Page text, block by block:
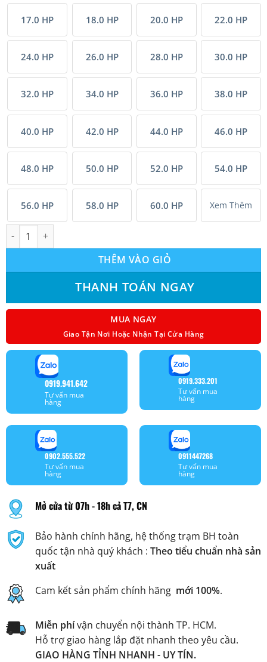
17.0 HP 18.0 HP 20.0 HP 22.0 HP
24.0 HP 26.0 HP 28.0 HP 30.0 HP
32.0 HP 34.0 HP 36.0 HP 38.0 HP
40.0 HP 42.0 HP 44.0 HP 46.0 HP
48.0 HP 50.0 HP 52.0 HP 54.0 HP
56.0 HP 58.0 HP 60.0 HP Xem Thêm
Tổ hợp Máy lạnh VRV Tiêu chuẩn Mitsubishi Heavy inverter
THÊM VÀO GIỎ
THANH TOÁN NGAY
MUA NGAY
Giao Tận Nơi Hoặc Nhận Tại Cửa Hàng
0919.941.642
Tư vấn mua
hàng
0919.333.201
Tư vấn mua
hàng
0902.555.522
Tư vấn mua
hàng
0911447268
Tư vấn mua
hàng
Mở cửa từ 07h - 18h cả T7, CN
Bảo hành chính hãng, hệ thống trạm BH toàn
quốc tận nhà quý khách : Theo tiểu chuẩn nhà sản
xuất
Cam kết sản phẩm chính hãng mới 100%.
Miễn phívận chuyển nội thành TP. HCM.
Hỗ trợ giao hàng lắp đặt nhanh theo yêu cầu.
GIAO HÀNG TỈNH NHANH - UY TÍN.